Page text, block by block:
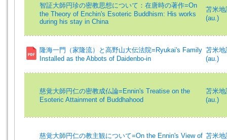
智証大師円珍の密教思想について：在唐時の著作=On
the Theory of Enchin's Esoteric Buddhism: His works
during his stay in China
苫米
(au.)
隆海一門（家隆流）と高野山大伝法院=Ryukai's Family
Installed as the Abbots of Daidenbo-in
苫米
(au.)
慈覚大師円仁の密教成仏論=Ennin's Treatise on the
Esoteric Attainment of Buddhahood
苫米
(au.)
慈覚大師円仁の教主観について=On the Ennin's View of 苫米